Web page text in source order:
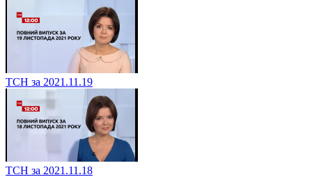
ТСН за 2021.11.19
ТСН за 2021.11.18